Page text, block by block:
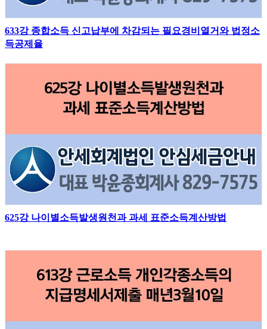
633강 종합소득 신고납부에 차감되는 필요경비열거와 법정소
득공제율
625강 나이별소득발생원천과 과세 표준소득계산방법